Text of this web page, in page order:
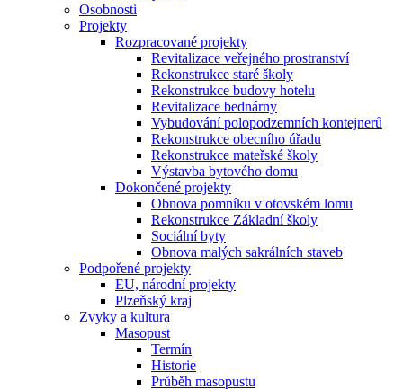
Osobnosti
Projekty
Rozpracované projekty
Revitalizace veřejného prostranství
Rekonstrukce staré školy
Rekonstrukce budovy hotelu
Revitalizace bednárny
Vybudování polopodzemních kontejnerů
Rekonstrukce obecního úřadu
Rekonstrukce mateřské školy
Výstavba bytového domu
Dokončené projekty
Obnova pomníku v otovském lomu
Rekonstrukce Základní školy
Sociální byty
Obnova malých sakrálních staveb
Podpořené projekty
EU, národní projekty
Plzeňský kraj
Zvyky a kultura
Masopust
Termín
Historie
Průběh masopustu